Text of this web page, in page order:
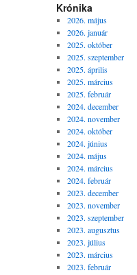
Krónika
2026. május
2026. január
2025. október
2025. szeptember
2025. április
2025. március
2025. február
2024. december
2024. november
2024. október
2024. június
2024. május
2024. március
2024. február
2023. december
2023. november
2023. szeptember
2023. augusztus
2023. július
2023. március
2023. február